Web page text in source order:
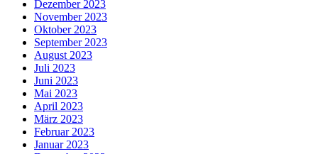
Dezember 2023
November 2023
Oktober 2023
September 2023
August 2023
Juli 2023
Juni 2023
Mai 2023
April 2023
März 2023
Februar 2023
Januar 2023